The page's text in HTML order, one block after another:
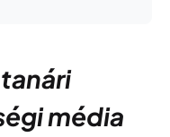
média